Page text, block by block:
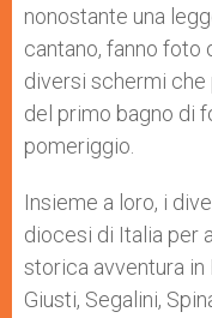
nonostante una
cantano, fanno foto
diversi schermi
del primo bagno di
pomeriggio.
Insieme a loro, i
diocesi di Italia per
storica avventura in
Giusti, Segalini,